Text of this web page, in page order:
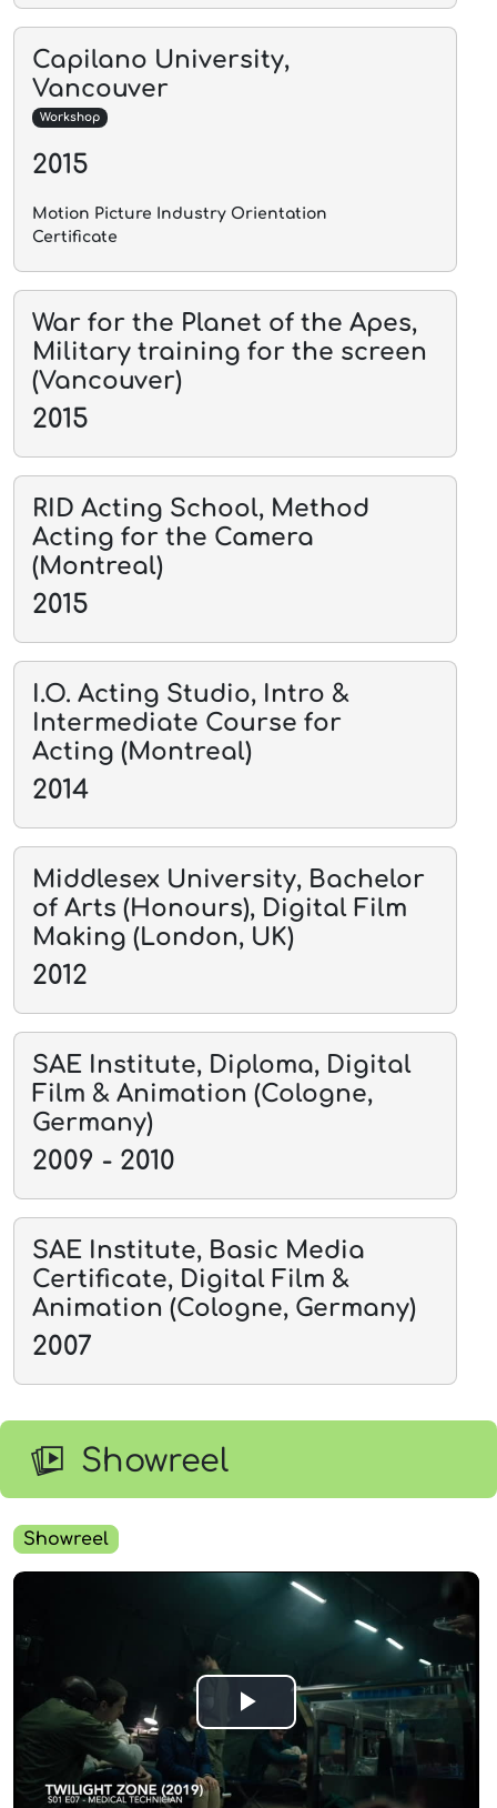
Capilano University,
Vancouver
Workshop
2015
Motion Picture Industry Orientation
Certificate
War for the Planet of the Apes,
Military training for the screen
(Vancouver)
2015
RID Acting School, Method
Acting for the Camera
(Montreal)
2015
I.O. Acting Studio, Intro &
Intermediate Course for
Acting (Montreal)
2014
Middlesex University, Bachelor
of Arts (Honours), Digital Film
Making (London, UK)
2012
SAE Institute, Diploma, Digital
Film & Animation (Cologne,
Germany)
2009 - 2010
SAE Institute, Basic Media
Certificate, Digital Film &
Animation (Cologne, Germany)
2007
Showreel
Showreel
Play
Video